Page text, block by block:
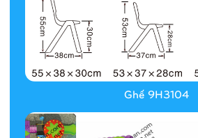
Ghế 9H3104